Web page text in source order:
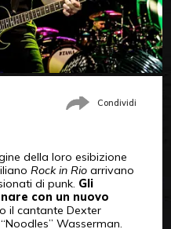
Condividi
della loro esibizione
Rock in Rioarrivano
di punk. Gli
con un nuovo
il cantante Dexter
Wasserman.